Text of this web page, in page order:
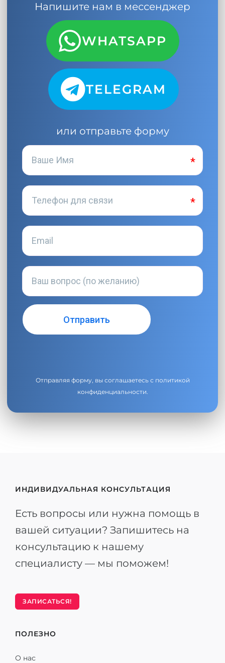
Напишите нам в мессенджер
WHATSAPP
TELEGRAM
или отправьте форму
Отправляя форму, вы соглашаетесь с политикой
конфиденциальности.
ИНДИВИДУАЛЬНАЯ КОНСУЛЬТАЦИЯ
Есть вопросы или нужна помощь в
вашей ситуации? Запишитесь на
консультацию к нашему
специалисту — мы поможем!
ЗАПИСАТЬСЯ!
ПОЛЕЗНО
О нас